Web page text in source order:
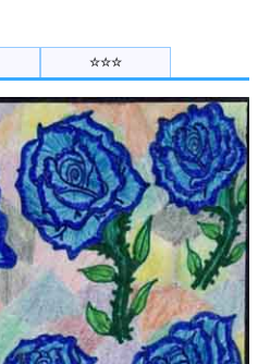
☆☆☆